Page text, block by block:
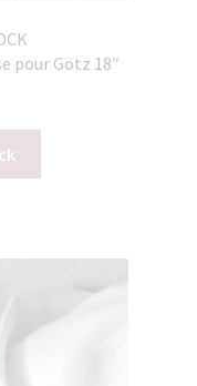
pour Götz 18″